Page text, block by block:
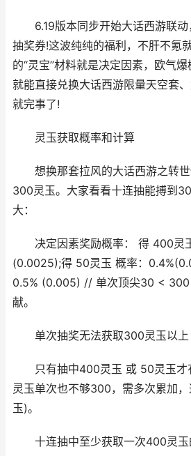
6.19版本同步开始大话西游联动
抽奖券!这波纯纯的福利，不肝不氪
的“灵宝”材料就是决定因素，欧气
就能直接兑换大话西游限量天空套
就完事了!
灵玉获取概率和计算
想换那套拉风的大话西游之转世
300灵玉。大家看看十连抽能搏到
大：
决定因素奖励概率： 得 400灵
(0.0025);得 50灵玉 概率：
0.5% (0.005) // 单次顶尖30 < 300
献。
单次抽奖无法获取300灵玉以上
只有抽中400灵玉 或 50灵玉才
灵玉单次也不够300，需多次累加
玉)。
十连抽中至少获取一次400灵玉